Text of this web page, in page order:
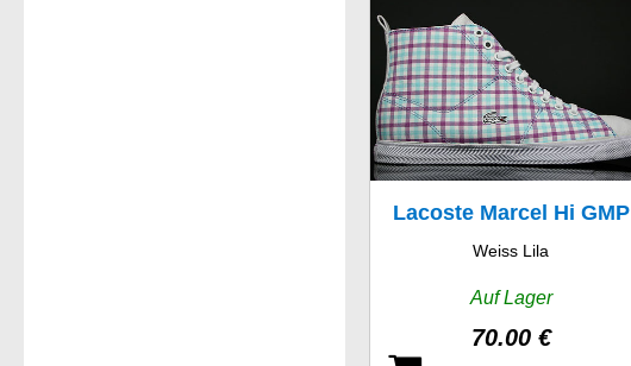
Lacoste Marcel Hi GMP
SPW
Weiss Lila
Auf Lager
70.00 €